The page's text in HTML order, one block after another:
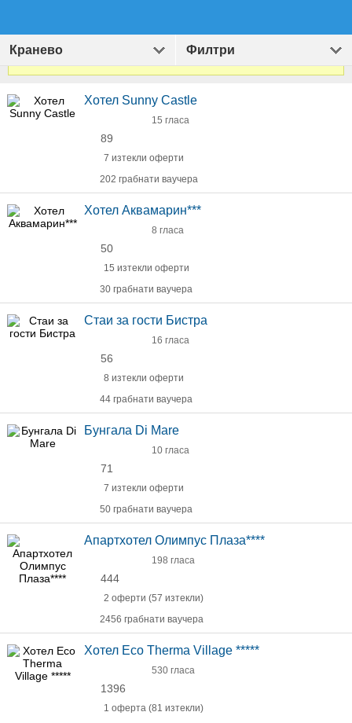
Кранево Филтри
оферти за Хотели и Екскурзии
Хотел Sunny Castle
15 гласа
89
7 изтекли оферти
202 грабнати ваучера
Хотел Аквамарин***
8 гласа
50
15 изтекли оферти
30 грабнати ваучера
Стаи за гости Бистра
16 гласа
56
8 изтекли оферти
44 грабнати ваучера
Бунгала Di Mare
10 гласа
71
7 изтекли оферти
50 грабнати ваучера
Апартхотел Олимпус Плаза****
198 гласа
444
2 оферти (57 изтекли)
2456 грабнати ваучера
Хотел Eco Therma Village *****
530 гласа
1396
1 оферта (81 изтекли)